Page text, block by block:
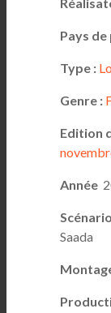
Pays
Type :
Genre :
Edition
Année
Scénario
Saada